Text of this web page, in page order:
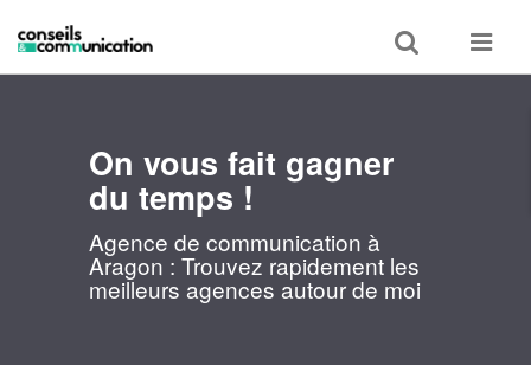
Toggle
search
Toggle
On vous fait gagner
du temps !
Agence de communication à
Aragon : Trouvez rapidement les
meilleurs agences autour de moi